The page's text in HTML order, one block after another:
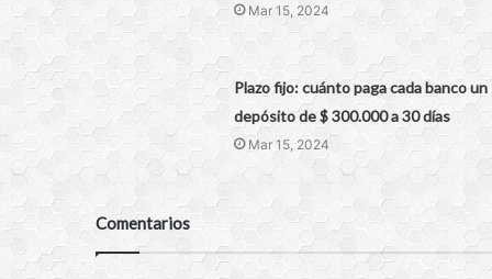
Mar 15, 2024
Plazo fijo: cuánto paga cada banco un
depósito de $ 300.000 a 30 días
Mar 15, 2024
Comentarios